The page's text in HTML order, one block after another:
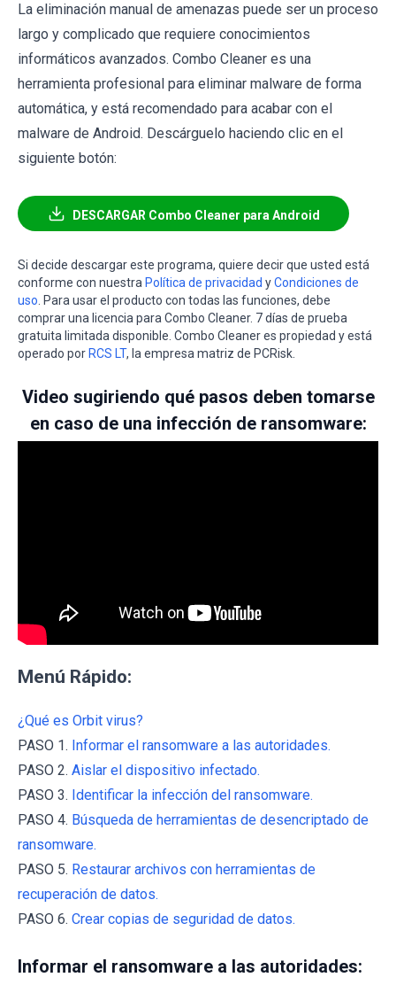
La eliminación manual de amenazas puede ser un proceso
largo y complicado que requiere conocimientos
informáticos avanzados. Combo Cleaner es una
herramienta profesional para eliminar malware de forma
automática, y está recomendado para acabar con el
malware de Android. Descárguelo haciendo clic en el
siguiente botón:
DESCARGAR Combo Cleaner para Android
Si decide descargar este programa, quiere decir que usted está
conforme con nuestra Política de privacidad yCondiciones de
uso . Para usar el producto con todas las funciones, debe
comprar una licencia para Combo Cleaner. 7 días de prueba
gratuita limitada disponible. Combo Cleaner es propiedad y está
operado por RCS LT, la empresa matriz de PCRisk.
Video sugiriendo qué pasos deben tomarse
en caso de una infección de ransomware:
Menú Rápido:
¿Qué es Orbit virus?
PASO 1. Informar el ransomware a las autoridades.
PASO 2. Aislar el dispositivo infectado.
PASO 3. Identificar la infección del ransomware.
PASO 4. Búsqueda de herramientas de desencriptado de
ransomware.
PASO 5. Restaurar archivos con herramientas de
recuperación de datos.
PASO 6. Crear copias de seguridad de datos.
Informar el ransomware a las autoridades: